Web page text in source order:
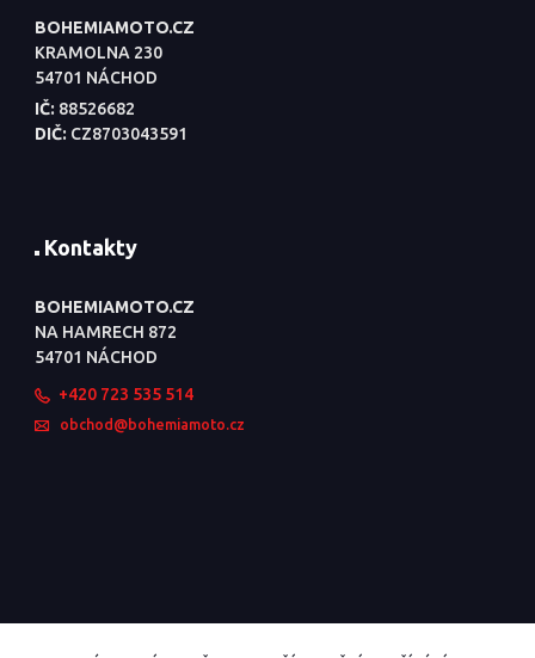
BOHEMIAMOTO.CZ
KRAMOLNA 230
54701 NÁCHOD
IČ: 88526682
DIČ: CZ8703043591
Kontakty
BOHEMIAMOTO.CZ
NA HAMRECH 872
54701 NÁCHOD
+420 723 535 514
obchod@bohemiamoto.cz